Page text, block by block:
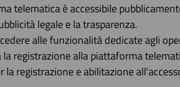
telematica è accessibile
legale e la trasparenza.
alle funzionalità dedicate agli
la registrazione alla piattaforma
la registrazione e abilitazione